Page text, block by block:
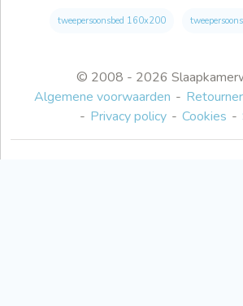
© 2008 - 2026
Algemene voorwaarden
Privacy policy
Cookies
tweepersoonsbed 160x200